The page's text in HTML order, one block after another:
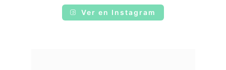
Ver en Instagram